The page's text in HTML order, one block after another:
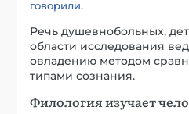
говорили.
Речь душевнобольных,
области исследования
овладению методом
типами сознания.
Филология изучает